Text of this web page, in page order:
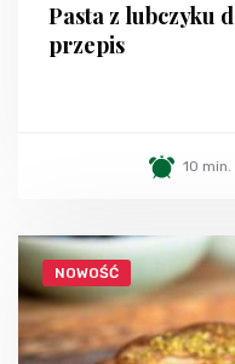
Pasta z lubczyku
przepis
10 min.
NOWOŚĆ